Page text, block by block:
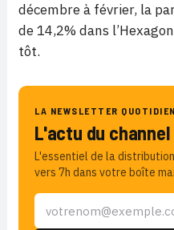
décembre à février, la
de 14,2% dans
tôt.
LA NEWSLETTER
L'actu du
L'essentiel de la
vers 7h dans votre boîte